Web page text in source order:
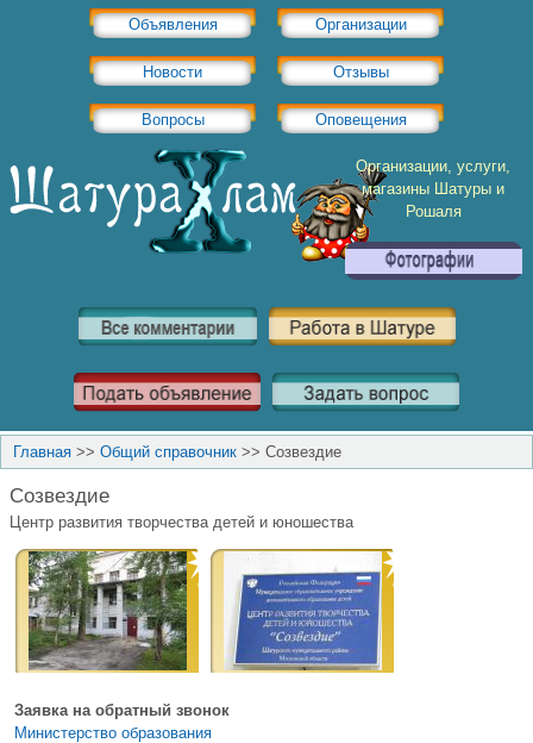
Объявления Организации
Новости Отзывы
Вопросы Оповещения
Организации, услуги,
магазины Шатуры и
Рошаля
Главная >> Общий справочник >> Созвездие
Созвездие
Центр развития творчества детей и юношества
Заявка на обратный звонок
Министерство образования